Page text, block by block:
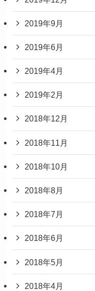
2019年9月
2019年6月
2019年4月
2019年2月
2018年12月
2018年11月
2018年10月
2018年8月
2018年7月
2018年6月
2018年5月
2018年4月